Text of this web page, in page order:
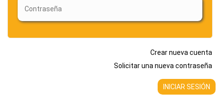
Crear nueva cuenta
Solicitar una nueva contraseña